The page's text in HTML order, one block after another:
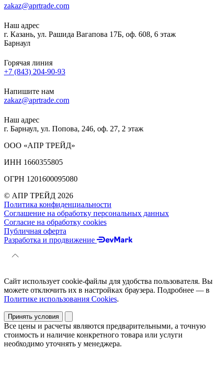
zakaz@aprtrade.com
Наш адрес
г. Казань, ул. Рашида Вагапова 17Б, оф. 608, 6 этаж
Барнаул
Горячая линия
+7 (843) 204-90-93
Напишите нам
zakaz@aprtrade.com
Наш адрес
г. Барнаул, ул. Попова, 246, оф. 27, 2 этаж
ООО «АПР ТРЕЙД»
ИНН 1660355805
ОГРН 1201600095080
© АПР ТРЕЙД 2026
Политика конфиденциальности
Соглашение на обработку персональных данных
Согласие на обработку cookies
Публичная оферта
Разработка и продвижение
Сайт использует cookie-файлы для удобства пользователя. Вы
можете отключить их в настройках браузера. Подробнее — в
Политике использования Cookies.
Принять условия
Все цены и расчеты являются предварительными, а точную
стоимость и наличие конкретного товара или услуги
необходимо уточнять у менеджера.